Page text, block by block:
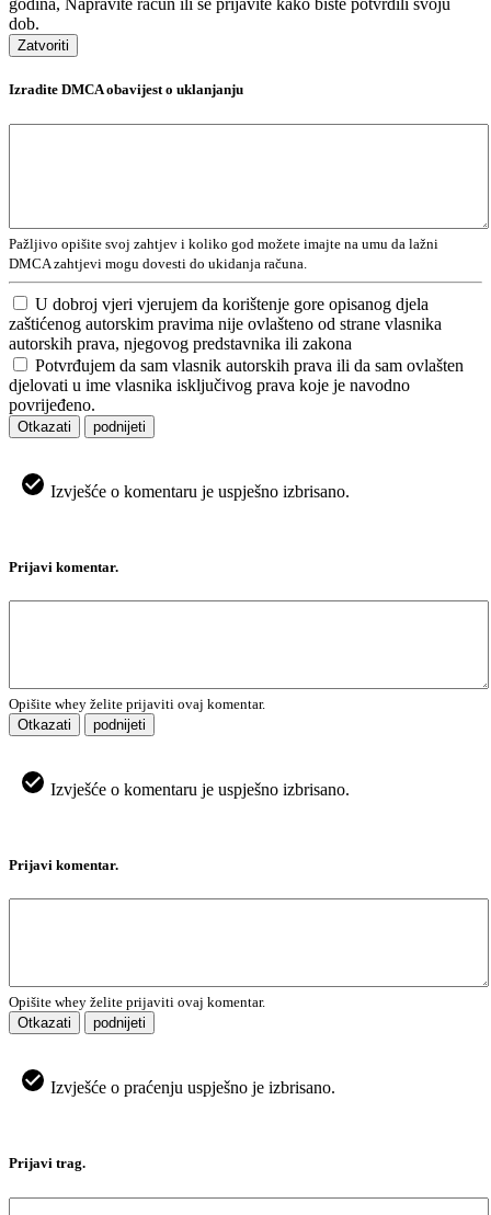
godina, Napravite račun ili se prijavite kako biste potvrdili svoju
dob.
Zatvoriti
Izradite DMCA obavijest o uklanjanju
Pažljivo opišite svoj zahtjev i koliko god možete imajte na umu da lažni
DMCA zahtjevi mogu dovesti do ukidanja računa.
U dobroj vjeri vjerujem da korištenje gore opisanog djela
zaštićenog autorskim pravima nije ovlašteno od strane vlasnika
autorskih prava, njegovog predstavnika ili zakona
Potvrđujem da sam vlasnik autorskih prava ili da sam ovlašten
djelovati u ime vlasnika isključivog prava koje je navodno
povrijeđeno.
Otkazati podnijeti
Izvješće o komentaru je uspješno izbrisano.
Prijavi komentar.
Opišite whey želite prijaviti ovaj komentar.
Otkazati
podnijeti
Izvješće o komentaru je uspješno izbrisano.
Prijavi komentar.
Opišite whey želite prijaviti ovaj komentar.
Otkazati
podnijeti
Izvješće o praćenju uspješno je izbrisano.
Prijavi trag.